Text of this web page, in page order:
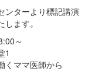
ンターより標記講演
ます。
～
1
ママ医師から